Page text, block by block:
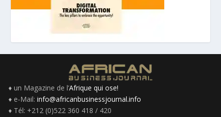
♦ un Magazine de l’Afrique qui ose!
♦ e-Mail: info@africanbusinessjournal.info
♦ Tél: +212 (0)522 360 418 / 420